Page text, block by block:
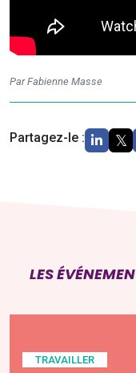
Par Fabienne Masse
Partagez-le :
LES
TRAVAILLER